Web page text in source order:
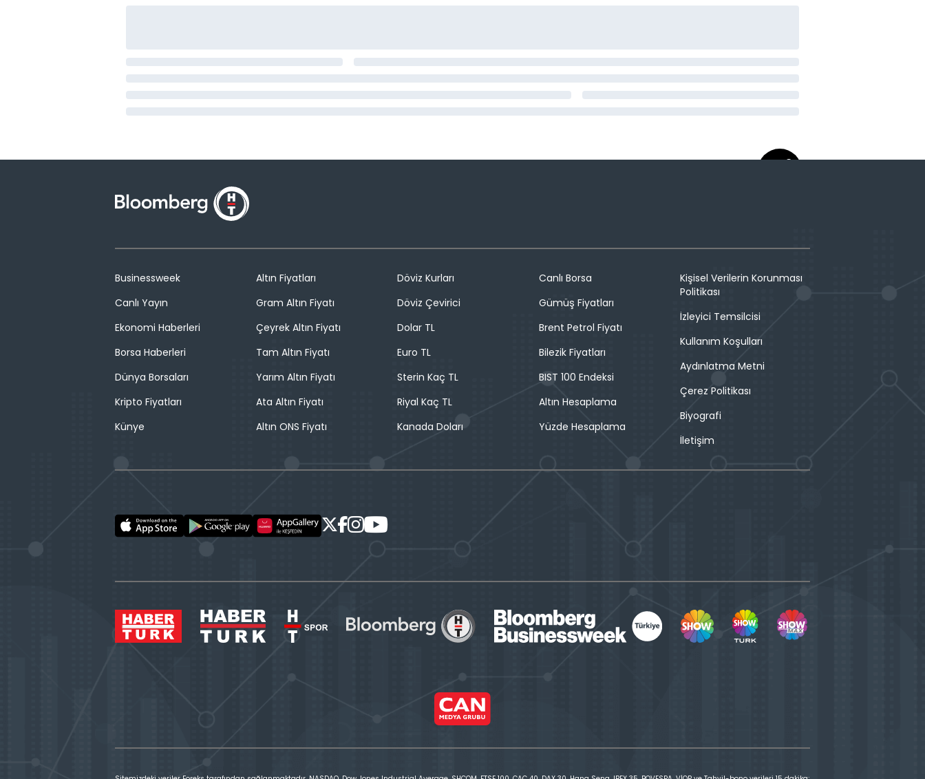
Businessweek
Canlı Yayın
Ekonomi Haberleri
Borsa Haberleri
Dünya Borsaları
Kripto Fiyatları
Künye
Altın Fiyatları
Gram Altın Fiyatı
Çeyrek Altın Fiyatı
Tam Altın Fiyatı
Yarım Altın Fiyatı
Ata Altın Fiyatı
Altın ONS Fiyatı
Döviz Kurları
Döviz Çevirici
Dolar TL
Euro TL
Sterin Kaç TL
Riyal Kaç TL
Kanada Doları
Canlı Borsa
Gümüş Fiyatları
Brent Petrol Fiyatı
Bilezik Fiyatları
BIST 100 Endeksi
Altın Hesaplama
Yüzde Hesaplama
Kişisel Verilerin Korunması
Politikası
İzleyici Temsilcisi
Kullanım Koşulları
Aydınlatma Metni
Çerez Politikası
Biyografi
İletişim